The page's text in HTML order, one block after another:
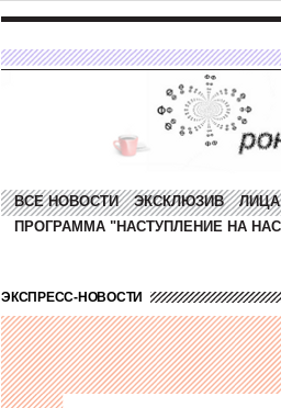
ВСЕ НОВОСТИ ЭКСКЛЮЗИВ ЛИЦА
ПРОГРАММА "НАСТУПЛЕНИЕ НА
ЭКСПРЕСС-НОВОСТИ